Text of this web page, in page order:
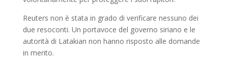
Reuters non è stata in grado di verificare nessuno dei
due resoconti. Un portavoce del governo siriano e le
autorità di Latakian non hanno risposto alle domande
in merito.